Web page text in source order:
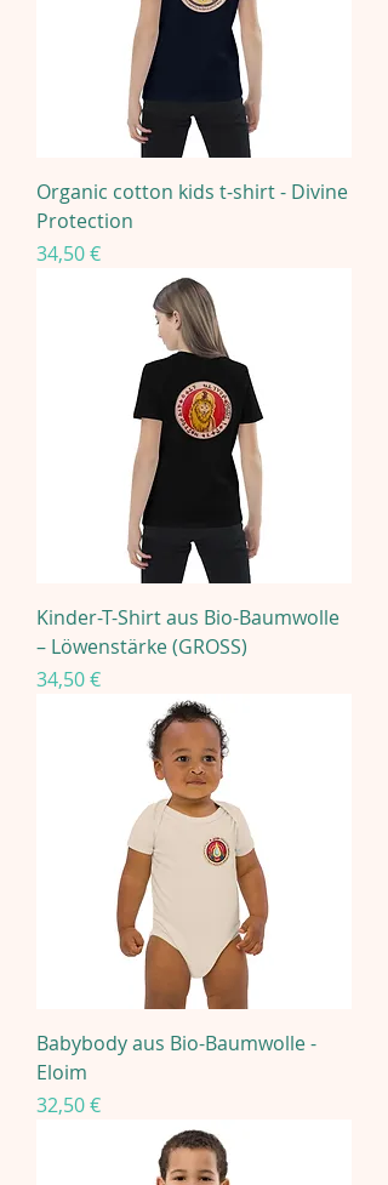
Organic cotton kids t-shirt - Divine
Protection
Preis
34,50 €
Kinder-T-Shirt aus Bio-Baumwolle
– Löwenstärke (GROSS)
Preis
34,50 €
Babybody aus Bio-Baumwolle -
Eloim
Preis
32,50 €